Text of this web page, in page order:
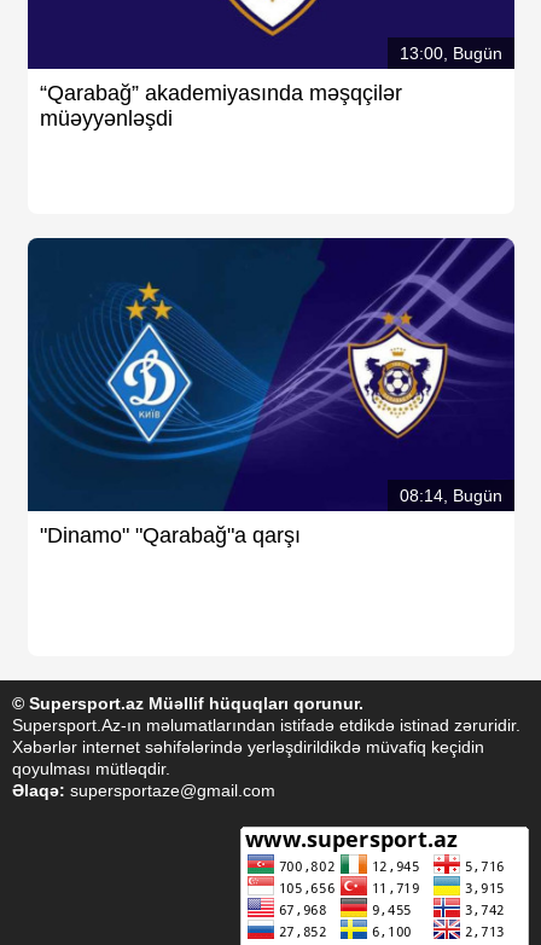
13:00, Bugün
“Qarabağ” akademiyasında məşqçilər
müəyyənləşdi
08:14, Bugün
"Dinamo" "Qarabağ"a qarşı
© Supersport.az Müəllif hüquqları qorunur.
Supersport.Az-ın məlumatlarından istifadə etdikdə istinad zəruridir.
Xəbərlər internet səhifələrində yerləşdirildikdə müvafiq keçidin
qoyulması mütləqdir.
Əlaqə: supersportaze@gmail.com